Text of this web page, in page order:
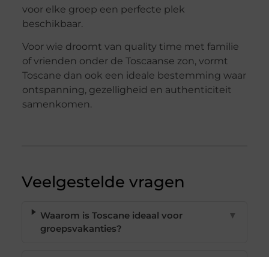
voor elke groep een perfecte plek
beschikbaar.
Voor wie droomt van quality time met familie
of vrienden onder de Toscaanse zon, vormt
Toscane dan ook een ideale bestemming waar
ontspanning, gezelligheid en authenticiteit
samenkomen.
Veelgestelde vragen
Waarom is Toscane ideaal voor
groepsvakanties?
▼